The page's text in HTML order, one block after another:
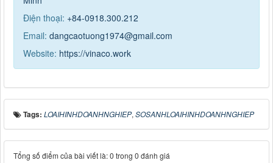
Điện thoại: +84-0918.300.212
Email: dangcaotuong1974@gmail.com
Website: https://vinaco.work
Tags: LOAIHINHDOANHNGHIEP, SOSANHLOAIHINHDOANHNGHIEP
Tổng số điểm của bài viết là: 0 trong 0 đánh giá